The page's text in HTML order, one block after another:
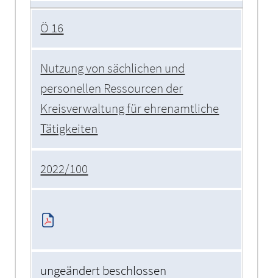
Ö 16
Nutzung von sächlichen und
personellen Ressourcen der
Kreisverwaltung für ehrenamtliche
Tätigkeiten
2022/100
ungeändert beschlossen